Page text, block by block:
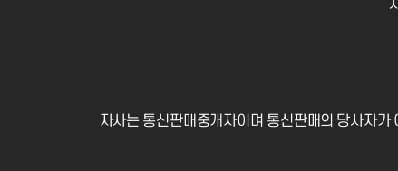
자사는 통신판매중개자이며 통신판매의 당사자